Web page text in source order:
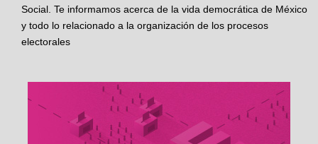
Social. Te informamos acerca de la vida democrática de México
y todo lo relacionado a la organización de los procesos
electorales